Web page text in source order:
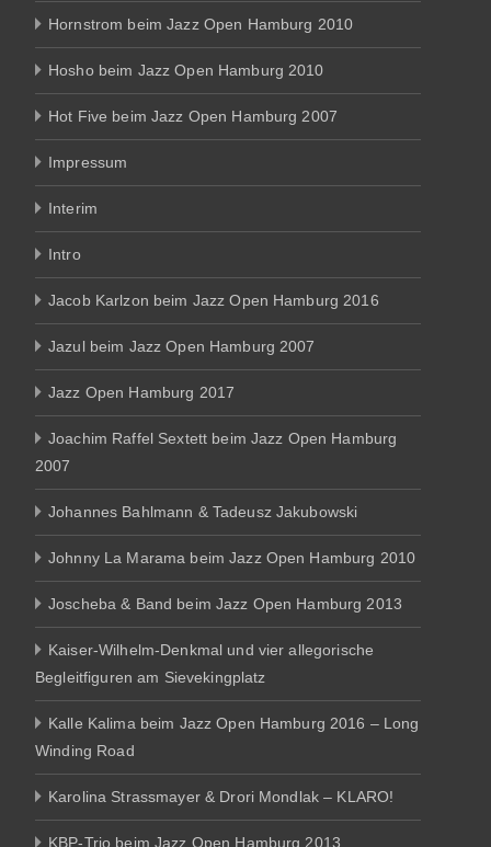
Hornstrom beim Jazz Open Hamburg 2010
Hosho beim Jazz Open Hamburg 2010
Hot Five beim Jazz Open Hamburg 2007
Impressum
Interim
Intro
Jacob Karlzon beim Jazz Open Hamburg 2016
Jazul beim Jazz Open Hamburg 2007
Jazz Open Hamburg 2017
Joachim Raffel Sextett beim Jazz Open Hamburg
2007
Johannes Bahlmann & Tadeusz Jakubowski
Johnny La Marama beim Jazz Open Hamburg 2010
Joscheba & Band beim Jazz Open Hamburg 2013
Kaiser-Wilhelm-Denkmal und vier allegorische
Begleitfiguren am Sievekingplatz
Kalle Kalima beim Jazz Open Hamburg 2016 – Long
Winding Road
Karolina Strassmayer & Drori Mondlak – KLARO!
KBP-Trio beim Jazz Open Hamburg 2013